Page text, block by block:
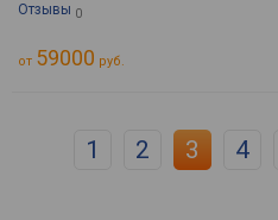
Отзывы 0
от 59000 руб.
1 2 3 4